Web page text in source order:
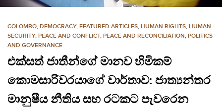
e
COLOMBO, DEMOCRACY, FEATURED ARTICLES, HUMAN RIGHTS, HUMAN
SECURITY, PEACE AND CONFLICT, PEACE AND RECONCILIATION, POLITICS
AND GOVERNANCE
එක්සත් ජාතීන්ගේ මානව හිමිකම්
කොමසාරිවරයාගේ වාර්තාව: ජාත්‍යන්තර
මානුෂීය නීතිය සහ රටකට පැවරෙන